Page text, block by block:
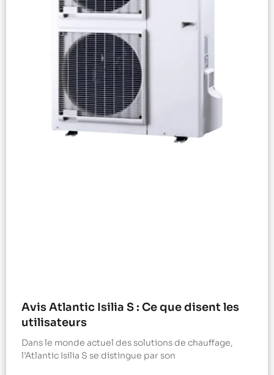
Avis Atlantic Isilia S : Ce que disent les
utilisateurs
Dans le monde actuel des solutions de chauffage,
l’Atlantic Isilia S se distingue par son